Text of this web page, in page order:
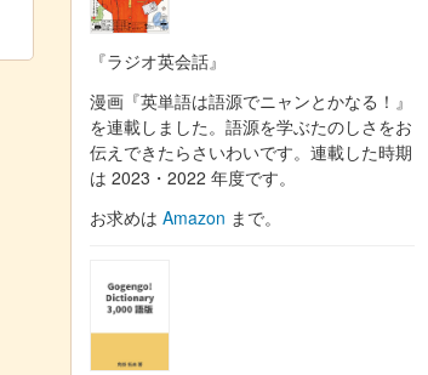
『ラジオ英会話』
漫画『英単語は語源でニャンとかなる！』
を連載しました。語源を学ぶたのしさをお
伝えできたらさいわいです。連載した時期
は 2023・2022 年度です。
お求めは Amazon まで。